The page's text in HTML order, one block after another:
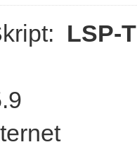
LSP-